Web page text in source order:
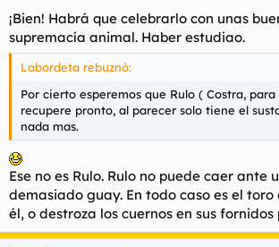
¡Bien! Habrá que celebrarlo con unas
supremacía animal. Haber estudiao.
Labordeta rebuznó:
Por cierto esperemos que Rulo ( Costra, para
recupere pronto, al parecer solo tiene el
nada mas.
Ese no es Rulo. Rulo no puede caer ante
demasiado guay. En todo caso es el
él, o destroza los cuernos en sus fornidos